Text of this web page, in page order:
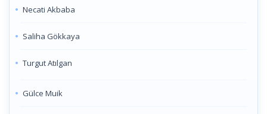
Necati Akbaba
Saliha Gökkaya
Turgut Atılgan
Gülce Muik